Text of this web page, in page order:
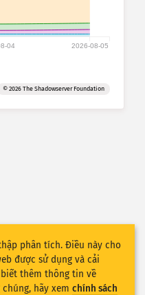
04 2026-08-05
© 2026 The Shadowserver Foundation
phân tích. Điều này cho
được sử dụng và cải
thêm thông tin về
hãy xem chính sách